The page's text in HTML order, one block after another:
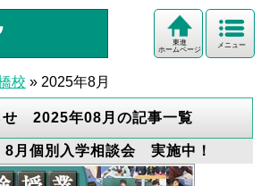
メニュー
東進
ホームページ
校 » 2025年8月
せ 2025年08月の記事一覧
月個別入学相談会 実施中！